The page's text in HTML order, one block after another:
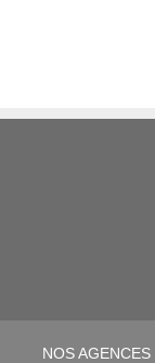
NOS AGENCES